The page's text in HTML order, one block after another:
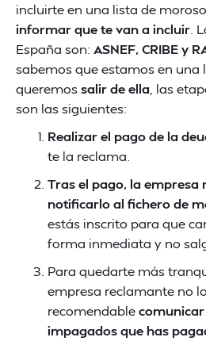
incluirte en una lista de
informar que te van a incluir .
España son: ASNEF, CRIBE y
sabemos que estamos en una
queremossalir de ella , las
son las siguientes:
Realizar el pago de la
te la reclama.
Tras el pago, la empresa
notificarlo al fichero de
estás inscrito para que
forma inmediata y no
Para quedarte más
empresa reclamante no
recomendable
impagados que has